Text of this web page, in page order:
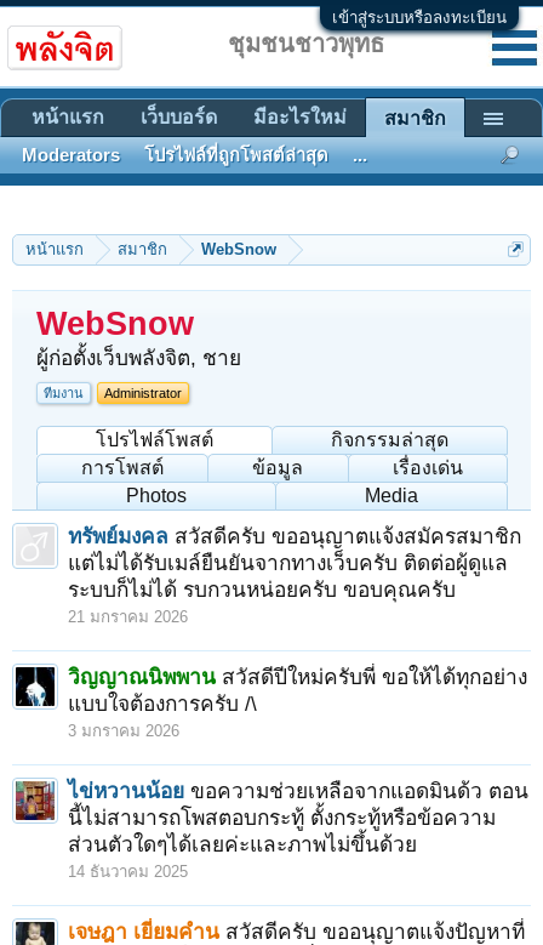
เข้าสู่ระบบหรือลงทะเบียน
หน้าแรก สมาชิก WebSnow
WebSnow
ผู้ก่อตั้งเว็บพลังจิต, ชาย
ทีมงาน Administrator
โปรไฟล์โพสต์
กิจกรรมล่าสุด
การโพสต์
ข้อมูล
เรื่องเด่น
Photos
Media
ทรัพย์มงคล สวัสดีครับ ขออนุญาตแจ้งสมัครสมาชิก
แต่ไม่ได้รับเมล์ยืนยันจากทางเว็บครับ ติดต่อผู้ดูแล
ระบบก็ไม่ได้ รบกวนหน่อยครับ ขอบคุณครับ
21 มกราคม 2026
วิญญาณนิพพาน สวัสดีปีใหม่ครับพี่ ขอให้ได้ทุกอย่าง
แบบใจต้องการครับ /\
3 มกราคม 2026
ไข่หวานน้อย ขอความช่วยเหลือจากแอดมินด้ว ตอน
นี้ไม่สามารถโพสตอบกระทู้ ตั้งกระทู้หรือข้อความ
ส่วนตัวใดๆได้เลยค่ะและภาพไม่ขึ้นด้วย
14 ธันวาคม 2025
เจษฎา เยี่ยมคำน สวัสดีครับ ขออนุญาตแจ้งปัญหาที่
ชุมชนชาวพุทธ
หน้าแรก เว็บบอร์ด มีอะไรใหม่ สมาชิก
Moderators โปรไฟล์ที่ถูกโพสต์ล่าสุด ...